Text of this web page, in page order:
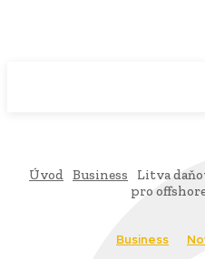
Úvod Business
Litva
pro
Business